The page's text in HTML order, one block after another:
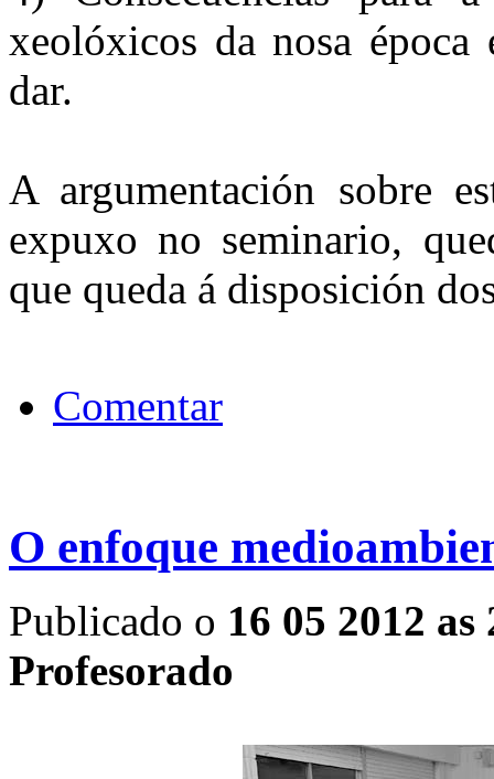
xeolóxicos da nosa
dar.
A argumentación sobre
expuxo no seminario,
que queda á disposición
Comentar
O enfoque
Publicado o 16 05 2012 as
Profesorado